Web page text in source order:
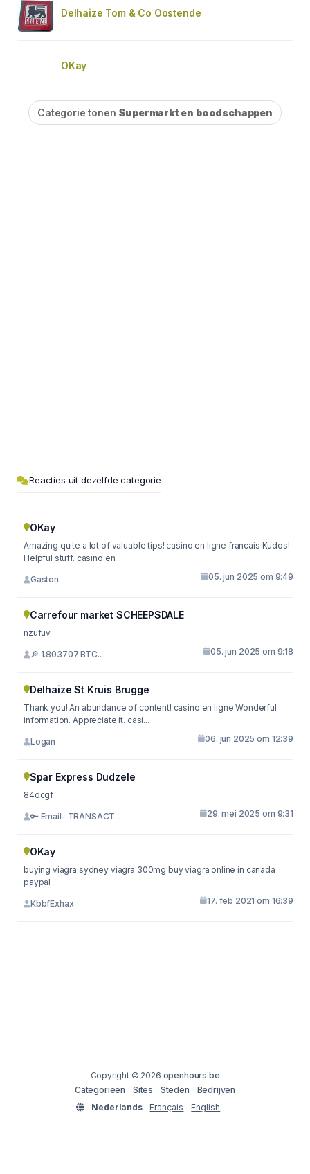
Delhaize Tom & Co Oostende
OKay
Categorie tonen Supermarkt en boodschappen
Reacties uit dezelfde categorie
OKay
Amazing quite a lot of valuable tips! casino en ligne francais Kudos!
Helpful stuff. casino en...
Gaston 05. jun 2025 om 9:49
Carrefour market SCHEEPSDALE
nzufuv
🔎 1.803707 BTC.... 05. jun 2025 om 9:18
Delhaize St Kruis Brugge
Thank you! An abundance of content! casino en ligne Wonderful
information. Appreciate it. casi...
Logan 06. jun 2025 om 12:39
Spar Express Dudzele
84ocgf
🔑 Email- TRANSACT... 29. mei 2025 om 9:31
OKay
buying viagra sydney viagra 300mg buy viagra online in canada
paypal
KbbfExhax 17. feb 2021 om 16:39
Copyright © 2026 openhours.be
Categorieën
Sites Steden
Bedrijven
Nederlands
Français English